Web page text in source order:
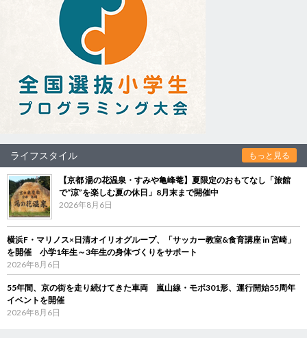
ライフスタイル もっと見る
【京都 湯の花温泉・すみや亀峰菴】夏限定のおもてなし「旅館
で“涼”を楽しむ夏の休日」8月末まで開催中
2026年8月6日
横浜F・マリノス×日清オイリオグループ、「サッカー教室&食育講座 in 宮崎」
を開催 小学1年生～3年生の身体づくりをサポート
2026年8月6日
55年間、京の街を走り続けてきた車両 嵐山線・モボ301形、運行開始55周年
イベントを開催
2026年8月6日